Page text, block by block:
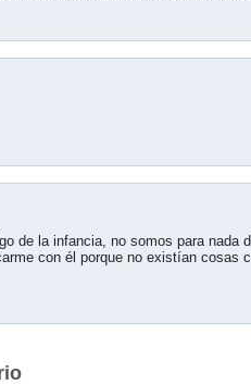
de la infancia, no somos para nada
con él porque no existían cosas